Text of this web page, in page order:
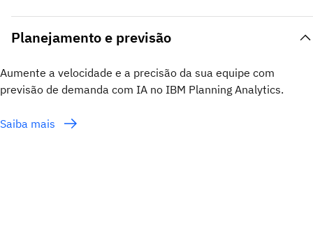
Planejamento e previsão
Aumente a velocidade e a precisão da sua equipe com
previsão de demanda com IA no IBM Planning Analytics.
Saiba mais